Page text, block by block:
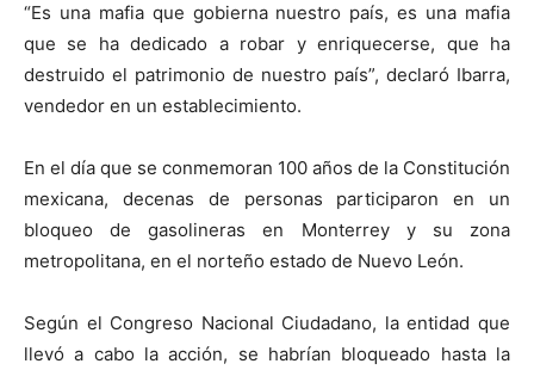
“Es una mafia que gobierna nuestro país, es una mafia
que se ha dedicado a robar y enriquecerse, que ha
destruido el patrimonio de nuestro país”, declaró Ibarra,
vendedor en un establecimiento.
En el día que se conmemoran 100 años de la Constitución
mexicana, decenas de personas participaron en un
bloqueo de gasolineras en Monterrey y su zona
metropolitana, en el norteño estado de Nuevo León.
Según el Congreso Nacional Ciudadano, la entidad que
llevó a cabo la acción, se habrían bloqueado hasta la